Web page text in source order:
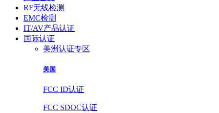
RF无线检测
EMC检测
IT/AV产品认证
国际认证
美洲认证专区
美国
FCC ID认证
FCC SDOC认证